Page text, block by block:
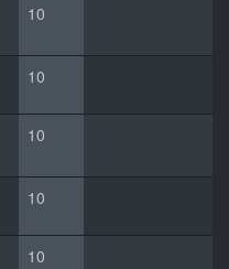
10
10
10
10
10